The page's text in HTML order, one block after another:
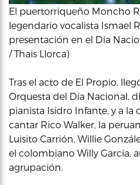
El puertorriqueño Moncho
legendario vocalista Ismael
presentación en el Día
/ Thais Llorca)
Tras el acto de El Propio,
Orquesta del Día Nacional,
pianista Isidro Infante, y a la
cantar Rico Walker, la
Luisito Carrión, Willie
el colombiano Willy García,
agrupación.